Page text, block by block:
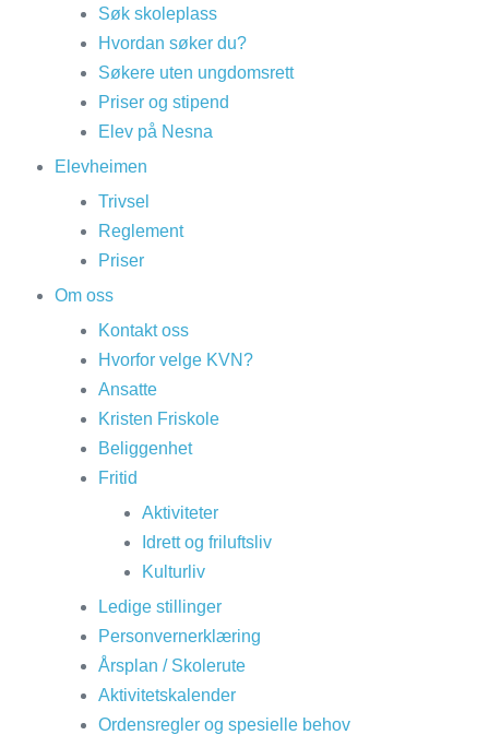
Søk skoleplass
Hvordan søker du?
Søkere uten ungdomsrett
Priser og stipend
Elev på Nesna
Elevheimen
Trivsel
Reglement
Priser
Om oss
Kontakt oss
Hvorfor velge KVN?
Ansatte
Kristen Friskole
Beliggenhet
Fritid
Aktiviteter
Idrett og friluftsliv
Kulturliv
Ledige stillinger
Personvernerklæring
Årsplan / Skolerute
Aktivitetskalender
Ordensregler og spesielle behov